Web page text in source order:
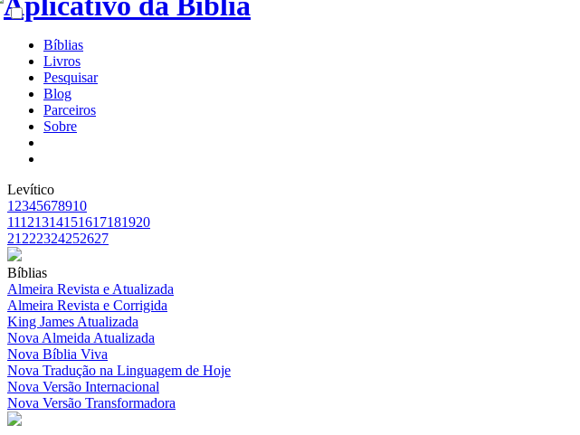
Bíblias
Livros
Pesquisar
Blog
Parceiros
Sobre
Levítico
1 2345678910
11121314151617181920
21 222324252627
Bíblias
Almeira Revista e Atualizada
Almeira Revista e Corrigida
King James Atualizada
Nova Almeida Atualizada
Nova Bíblia Viva
Nova Tradução na Linguagem de Hoje
Nova Versão Internacional
Nova Versão Transformadora